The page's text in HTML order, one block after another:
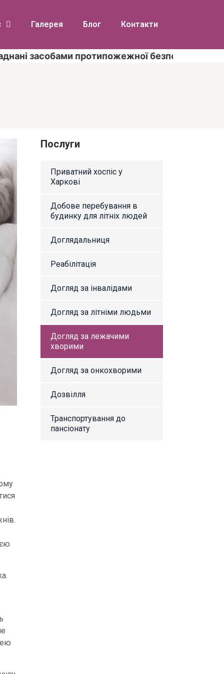
Галерея Блог Контакти
протипожежної безпеки згідно з
Послуги
Приватний хоспіс у
Харкові
Добове перебування в
будинку для літніх людей
Доглядальниця
Реабілітація
Догляд за інвалідами
Догляд за літніми людьми
Догляд за лежачими
хворими
Догляд за онкохворими
Дозвілля
Транспортування до
пансіонату